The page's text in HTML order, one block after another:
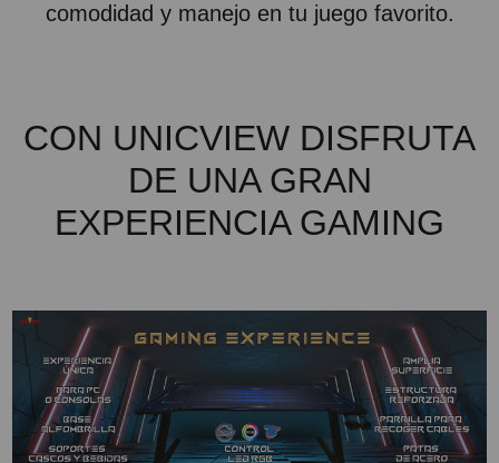
comodidad y manejo en tu juego favorito.
CON UNICVIEW DISFRUTA
DE UNA GRAN
EXPERIENCIA GAMING